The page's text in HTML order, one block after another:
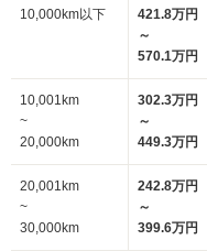
10,000km以下
421.8万円
～
570.1万円
10,001km
~
20,000km
302.3万円
～
449.3万円
20,001km
~
30,000km
242.8万円
～
399.6万円